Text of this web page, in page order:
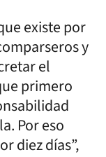
existe por
y
el
primero
Por eso
diez días”,